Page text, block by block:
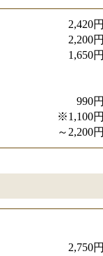
2,420円
2,200円
1,650円
990円
※1,100円
～2,200円
2,750円